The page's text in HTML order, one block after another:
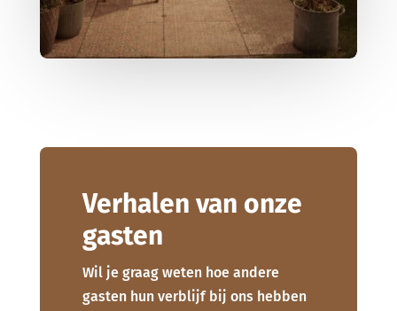
Verhalen van onze
gasten
Wil je graag weten hoe andere
gasten hun verblijf bij ons hebben